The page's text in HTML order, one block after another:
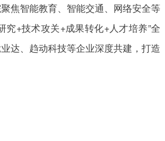
焦智能教育、智能交通、网络安全等
究+技术攻关+成果转化+人才培养”全
达、趋动科技等企业深度共建，打造